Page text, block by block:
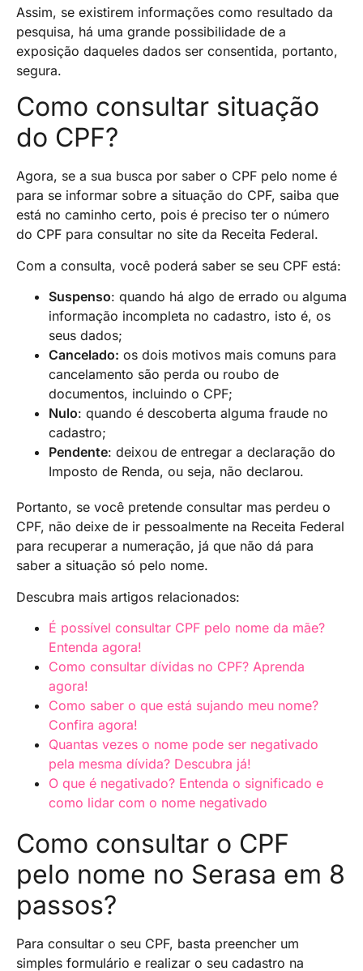
Assim, se existirem informações como resultado da
pesquisa, há uma grande possibilidade de a
exposição daqueles dados ser consentida, portanto,
segura.
Como consultar situação
do CPF?
Agora, se a sua busca por saber o CPF pelo nome é
para se informar sobre a situação do CPF, saiba que
está no caminho certo, pois é preciso ter o número
do CPF para consultar no site da Receita Federal.
Com a consulta, você poderá saber se seu CPF está:
Suspenso: quando há algo de errado ou alguma
informação incompleta no cadastro, isto é, os
seus dados;
Cancelado: os dois motivos mais comuns para
cancelamento são perda ou roubo de
documentos, incluindo o CPF;
Nulo: quando é descoberta alguma fraude no
cadastro;
Pendente: deixou de entregar a declaração do
Imposto de Renda, ou seja, não declarou.
Portanto, se você pretende consultar mas perdeu o
CPF, não deixe de ir pessoalmente na Receita Federal
para recuperar a numeração, já que não dá para
saber a situação só pelo nome.
Descubra mais artigos relacionados:
É possível consultar CPF pelo nome da mãe?
Entenda agora!
Como consultar dívidas no CPF? Aprenda
agora!
Como saber o que está sujando meu nome?
Confira agora!
Quantas vezes o nome pode ser negativado
pela mesma dívida? Descubra já!
O que é negativado? Entenda o significado e
como lidar com o nome negativado
Como consultar o CPF
pelo nome no Serasa em 8
passos?
Para consultar o seu CPF, basta preencher um
simples formulário e realizar o seu cadastro na